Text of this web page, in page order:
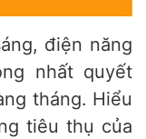
điện năng
nhất quyết
tháng. Hiểu
tiêu thụ của